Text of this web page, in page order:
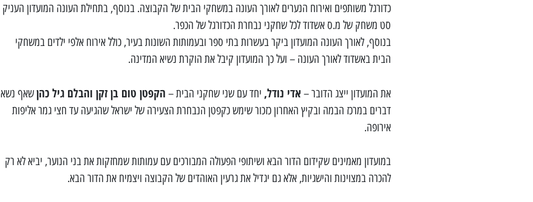
כדורגל משותפים ואירוח הנערים לאורך העונה במשחקי הבית של הקבוצה. בנוסף, בתחילת העונה המועדון העניק
סט משחק של מ.ס אשדוד לכל שחקני נבחרת הכדורגל של הכפר.
בנוסף, לאורך העונה המועדון ביקר בעשרות בתי ספר ובעמותות השונות בעיר, כולל אירוח אלפי ילדים במשחקי
הבית באשדוד לאורך העונה – ועל כך המועדון קיבל את הוקרת נשיא המדינה.
את המועדון ייצג הדובר – אדי נודל, יחד עם שני שחקני הבית – הקפטן טום בן זקן והבלם גיל כהןשאף נשא
דברים במרכז הבמה ובקיץ האחרון כזכור שימש כקפטן הנבחרת הצעירה של ישראל שהגיעה עד חצי גמר אליפות
אירופה.
במועדון מאמינים שקידום הדור הבא ושיתופי הפעולה המבורכים עם עמותות שמחזקות את בני הנוער, יביא לא רק
להכרה במצוינות והישגיות, אלא גם יגדיל את גרעין האוהדים של הקבוצה ויצמיח את הדור הבא.